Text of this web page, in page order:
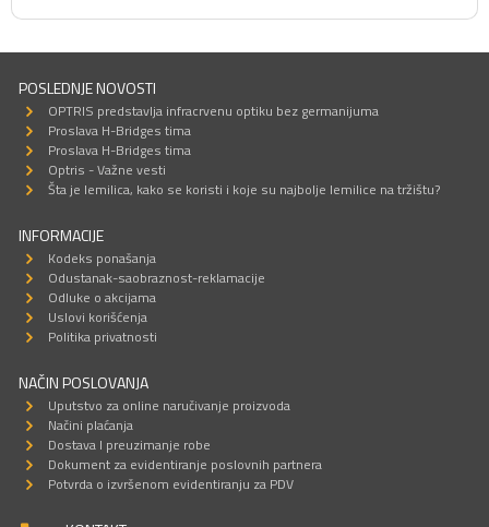
POSLEDNJE NOVOSTI
OPTRIS predstavlja infracrvenu optiku bez germanijuma
Proslava H-Bridges tima
Proslava H-Bridges tima
Optris - Važne vesti
Šta je lemilica, kako se koristi i koje su najbolje lemilice na tržištu?
INFORMACIJE
Kodeks ponašanja
Odustanak-saobraznost-reklamacije
Odluke o akcijama
Uslovi korišćenja
Politika privatnosti
NAČIN POSLOVANJA
Uputstvo za online naručivanje proizvoda
Načini plaćanja
Dostava I preuzimanje robe
Dokument za evidentiranje poslovnih partnera
Potvrda o izvršenom evidentiranju za PDV